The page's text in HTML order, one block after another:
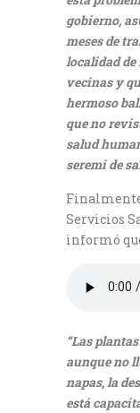
gobierno,
meses de
localidad
vecinas y
hermoso
que no
salud
seremi de
Servicios
informó
“Las
aunque no
napas, la
está